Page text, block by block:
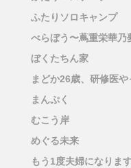
ふたりソロキャンプ
べらぼう〜蔦重栄華乃
ぼくたちん家
まどか26歳、研修医や
まんぷく
むこう岸
めぐる未来
もう1度夫婦になりま